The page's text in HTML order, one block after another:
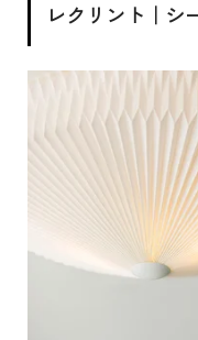
レクリント｜シ